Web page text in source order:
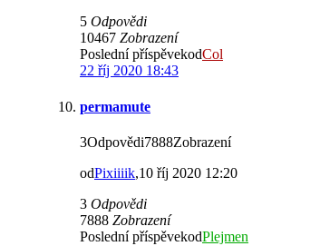
5 Odpovědi
10467 Zobrazení
Poslední příspěvekodCol
22 říj 2020 18:43
permamute
3Odpovědi7888Zobrazení
odPixiiiik,10 říj 2020 12:20
3 Odpovědi
7888 Zobrazení
Poslední příspěvekodPlejmen